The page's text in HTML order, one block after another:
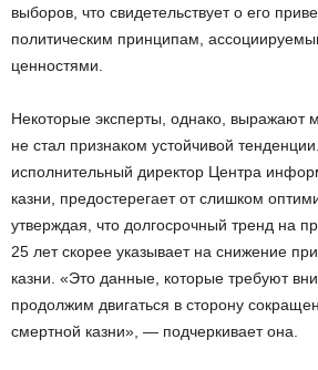
выборов, что свидетельствует о его
политическим принципам,
ценностями.
Некоторые эксперты, однако, выражают
не стал признаком устойчивой
исполнительный директор Центра
казни, предостерегает от слишком
утверждая, что долгосрочный тренд на
25 лет скорее указывает на снижение
казни. «Это данные, которые требуют
продолжим двигаться в сторону
смертной казни», — подчеркивает она.